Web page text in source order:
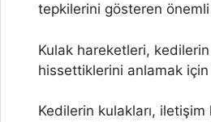
tepkilerini gösteren önemli
Kulak hareketleri,
hissettiklerini anlamak için
Kedilerin kulakları, iletişim